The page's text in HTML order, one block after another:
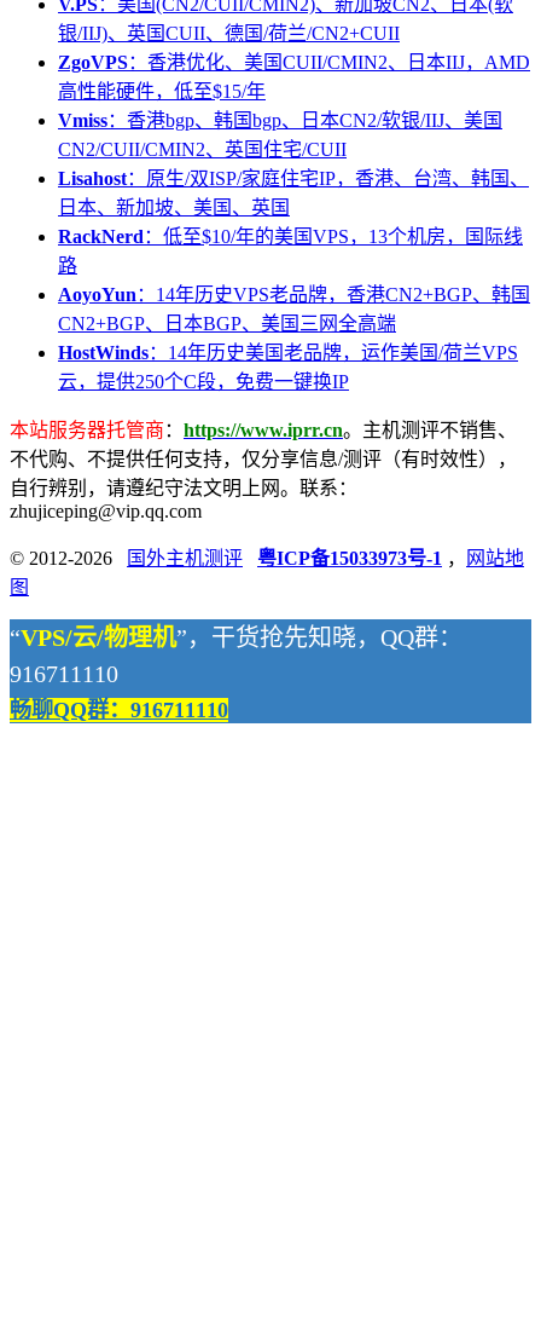
V.PS：美国(CN2/CUII/CMIN2)、新加坡CN2、日本(软
银/IIJ)、英国CUII、德国/荷兰/CN2+CUII
ZgoVPS：香港优化、美国CUII/CMIN2、日本IIJ，AMD
高性能硬件，低至$15/年
Vmiss：香港bgp、韩国bgp、日本CN2/软银/IIJ、美国
CN2/CUII/CMIN2、英国住宅/CUII
Lisahost：原生/双ISP/家庭住宅IP，香港、台湾、韩国、
日本、新加坡、美国、英国
RackNerd ：低至$10/年的美国VPS，13个机房，国际线
路
AoyoYun ：14年历史VPS老品牌，香港CN2+BGP、韩国
CN2+BGP、日本BGP、美国三网全高端
HostWinds：14年历史美国老品牌，运作美国/荷兰VPS
云，提供250个C段，免费一键换IP
本站服务器托管商 ： https://www.iprr.cn。主机测评不销售、
不代购、不提供任何支持，仅分享信息/测评（有时效性），
自行辨别，请遵纪守法文明上网。联系：
zhujiceping@vip.qq.com
© 2012-2026 国外主机测评 粤ICP备15033973号-1 ，
网站地
图
“VPS/云/物理机”，干货抢先知晓，QQ群：
916711110
畅聊QQ群：916711110